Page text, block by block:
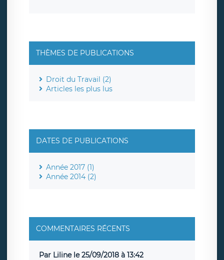
THÈMES DE PUBLICATIONS
Droit du Travail (2)
Articles les plus lus
DATES DE PUBLICATIONS
Année 2017 (1)
Année 2014 (2)
COMMENTAIRES RÉCENTS
Par Liline le 25/09/2018 à 13:42